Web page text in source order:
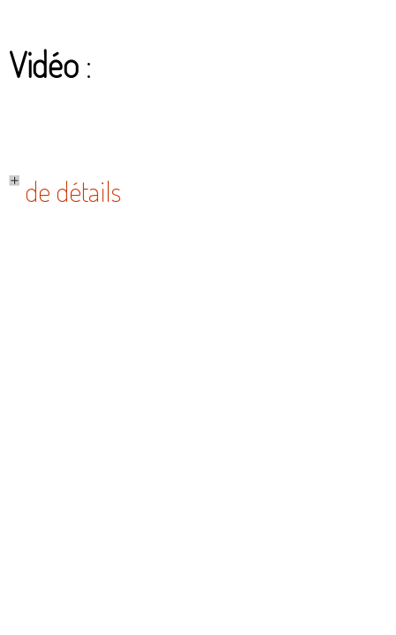
Vidéo :
de détails